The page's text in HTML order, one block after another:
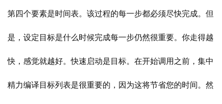
第四个要素是时间表。该过程的每一步都必须尽快完成。但
是，设定目标是什么时候完成每一步仍然很重要。你走得越
快，感觉就越好。快速启动是目标。在开始调用之前，集中
精力编译目标列表是很重要的，因为这将节省您的时间。然